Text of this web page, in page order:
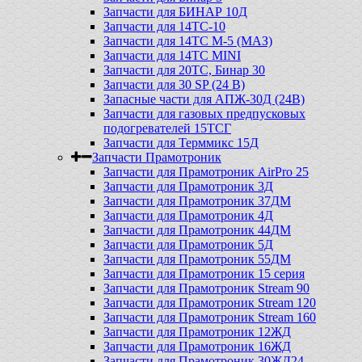
Запчасти для БИНАР 10Д
Запчасти для 14ТС-10
Запчасти для 14ТС М-5 (МАЗ)
Запчасти для 14ТС MINI
Запчасти для 20ТС, Бинар 30
Запчасти для 30 SP (24 В)
Запасные части для АПЖ-30Д (24В)
Запчасти для газовых предпусковых
подогревателей 15ТСГ
Запчасти для Терммикс 15Д
Запчасти Прамотроник
Запчасти для Прамотроник AirPro 25
Запчасти для Прамотроник 3Д
Запчасти для Прамотроник 37ДМ
Запчасти для Прамотроник 4Д
Запчасти для Прамотроник 44ДМ
Запчасти для Прамотроник 5Д
Запчасти для Прамотроник 55ДМ
Запчасти для Прамотроник 15 серия
Запчасти для Прамотроник Stream 90
Запчасти для Прамотроник Stream 120
Запчасти для Прамотроник Stream 160
Запчасти для Прамотроник 12ЖД
Запчасти для Прамотроник 16ЖД